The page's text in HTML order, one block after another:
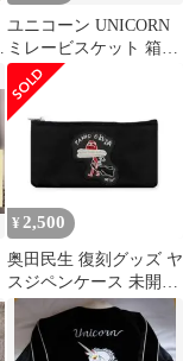
ユニコーン UNICORN
ミレービスケット 箱の
み ドライブしようよ
¥ 2,500
奥田民生 復刻グッズ ヤ
スジペンケース 未開封
新品